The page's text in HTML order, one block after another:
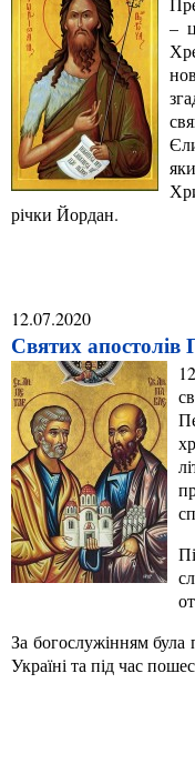
–
річки Йордан.
12.07.2020
Святих апостолів
За богослужінням була
Україні та під час